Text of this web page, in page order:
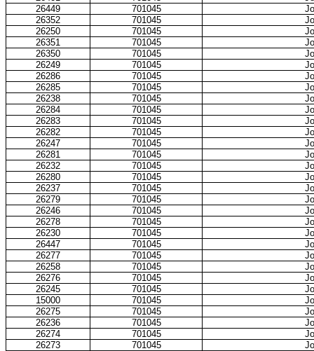
26449
701045
26352
701045
26250
701045
26351
701045
26350
701045
26249
701045
26286
701045
26285
701045
26238
701045
26284
701045
26283
701045
26282
701045
26247
701045
26281
701045
26232
701045
26280
701045
26237
701045
26279
701045
26246
701045
26278
701045
26230
701045
26447
701045
26277
701045
26258
701045
26276
701045
26245
701045
15000
701045
26275
701045
26236
701045
26274
701045
26273
701045